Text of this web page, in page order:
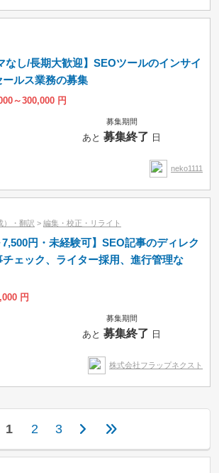
なし/長期大歓迎】SEOツールのインサイ
ールス業務の募集
～300,000 円
募集期間
あと募集終了 日
neko1111
）・翻訳 > 編集・校正・リライト
7,500円・未経験可】SEO記事のディレク
ェック、ライター採用、進行管理な
円
募集期間
あと募集終了 日
株式会社フラップネクスト
1 2 3